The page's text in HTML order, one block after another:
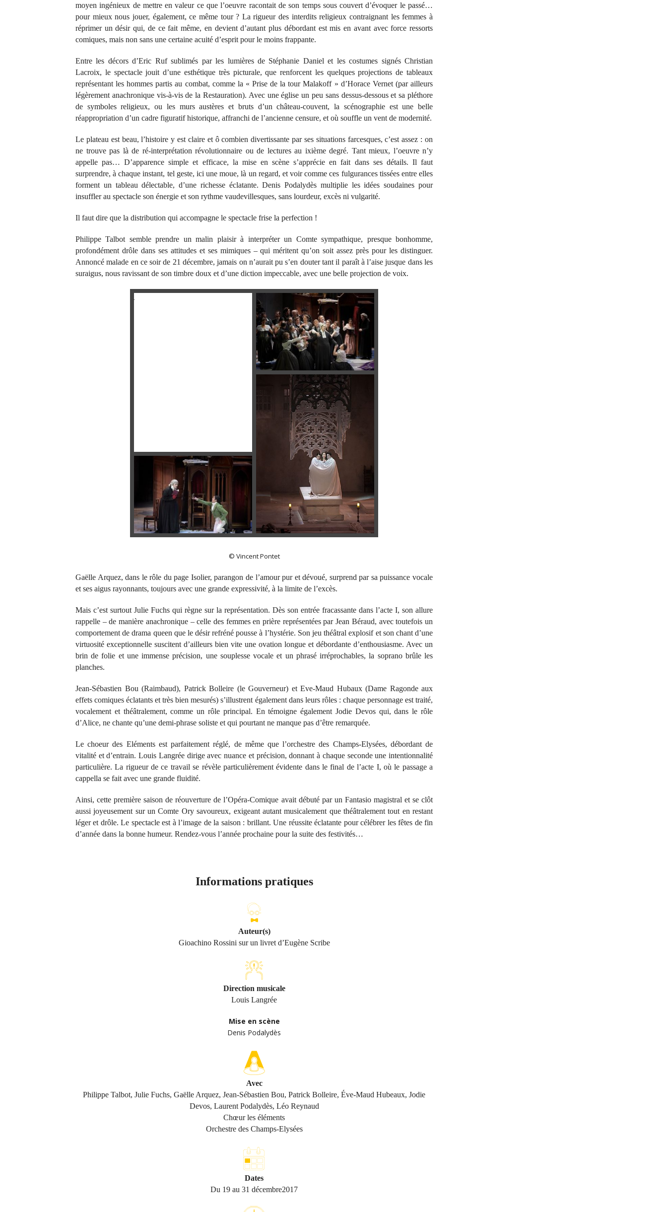
moyen ingénieux de mettre en valeur ce que l’oeuvre racontait de son temps sous couvert d’évoquer le passé…
pour mieux nous jouer, également, ce même tour ? La rigueur des interdits religieux contraignant les femmes à
réprimer un désir qui, de ce fait même, en devient d’autant plus débordant est mis en avant avec force ressorts
comiques, mais non sans une certaine acuité d’esprit pour le moins frappante.
Entre les décors d’Eric Ruf sublimés par les lumières de Stéphanie Daniel et les costumes signés Christian
Lacroix, le spectacle jouit d’une esthétique très picturale, que renforcent les quelques projections de tableaux
représentant les hommes partis au combat, comme la « Prise de la tour Malakoff » d’Horace Vernet (par ailleurs
légèrement anachronique vis-à-vis de la Restauration). Avec une église un peu sans dessus-dessous et sa pléthore
de symboles religieux, ou les murs austères et bruts d’un château-couvent, la scénographie est une belle
réappropriation d’un cadre figuratif historique, affranchi de l’ancienne censure, et où souffle un vent de modernité.
Le plateau est beau, l’histoire y est claire et ô combien divertissante par ses situations farcesques, c’est assez : on
ne trouve pas là de ré-interprétation révolutionnaire ou de lectures au ixième degré. Tant mieux, l’oeuvre n’y
appelle pas… D’apparence simple et efficace, la mise en scène s’apprécie en fait dans ses détails. Il faut
surprendre, à chaque instant, tel geste, ici une moue, là un regard, et voir comme ces fulgurances tissées entre elles
forment un tableau délectable, d’une richesse éclatante. Denis Podalydès multiplie les idées soudaines pour
insuffler au spectacle son énergie et son rythme vaudevillesques, sans lourdeur, excès ni vulgarité.
Il faut dire que la distribution qui accompagne le spectacle frise la perfection !
Philippe Talbot semble prendre un malin plaisir à interpréter un Comte sympathique, presque bonhomme,
profondément drôle dans ses attitudes et ses mimiques – qui méritent qu’on soit assez près pour les distinguer.
Annoncé malade en ce soir de 21 décembre, jamais on n’aurait pu s’en douter tant il paraît à l’aise jusque dans les
suraigus, nous ravissant de son timbre doux et d’une diction impeccable, avec une belle projection de voix.
© Vincent Pontet
Gaëlle Arquez, dans le rôle du page Isolier, parangon de l’amour pur et dévoué, surprend par sa puissance vocale
et ses aigus rayonnants, toujours avec une grande expressivité, à la limite de l’excès.
Mais c’est surtout Julie Fuchs qui règne sur la représentation. Dès son entrée fracassante dans l’acte I, son allure
rappelle – de manière anachronique – celle des femmes en prière représentées par Jean Béraud, avec toutefois un
comportement de drama queen que le désir refréné pousse à l’hystérie. Son jeu théâtral explosif et son chant d’une
virtuosité exceptionnelle suscitent d’ailleurs bien vite une ovation longue et débordante d’enthousiasme. Avec un
brin de folie et une immense précision, une souplesse vocale et un phrasé irréprochables, la soprano brûle les
planches.
Jean-Sébastien Bou (Raimbaud), Patrick Bolleire (le Gouverneur) et Eve-Maud Hubaux (Dame Ragonde aux
effets comiques éclatants et très bien mesurés) s’illustrent également dans leurs rôles : chaque personnage est traité,
vocalement et théâtralement, comme un rôle principal. En témoigne également Jodie Devos qui, dans le rôle
d’Alice, ne chante qu’une demi-phrase soliste et qui pourtant ne manque pas d’être remarquée.
Le choeur des Eléments est parfaitement réglé, de même que l’orchestre des Champs-Elysées, débordant de
vitalité et d’entrain. Louis Langrée dirige avec nuance et précision, donnant à chaque seconde une intentionnalité
particulière. La rigueur de ce travail se révèle particulièrement évidente dans le final de l’acte I, où le passage a
cappella se fait avec une grande fluidité.
Ainsi, cette première saison de réouverture de l’Opéra-Comique avait débuté par un Fantasio magistral et se clôt
aussi joyeusement sur un Comte Ory savoureux, exigeant autant musicalement que théâtralement tout en restant
léger et drôle. Le spectacle est à l’image de la saison : brillant. Une réussite éclatante pour célébrer les fêtes de fin
d’année dans la bonne humeur. Rendez-vous l’année prochaine pour la suite des festivités…
Informations pratiques
Auteur(s)
Gioachino Rossini sur un livret d’Eugène Scribe
Direction musicale
Louis Langrée
Mise en scène
Denis Podalydès
Avec
Philippe Talbot, Julie Fuchs, Gaëlle Arquez, Jean-Sébastien Bou, Patrick Bolleire, Éve-Maud Hubeaux, Jodie
Devos, Laurent Podalydès, Léo Reynaud
Chœur les éléments
Orchestre des Champs-Elysées
Dates
Du 19 au 31 décembre2017